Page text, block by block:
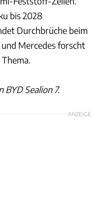
bis 2028
Durchbrüche beim
Mercedes forscht
BYD Sealion 7.
ANZEIGE